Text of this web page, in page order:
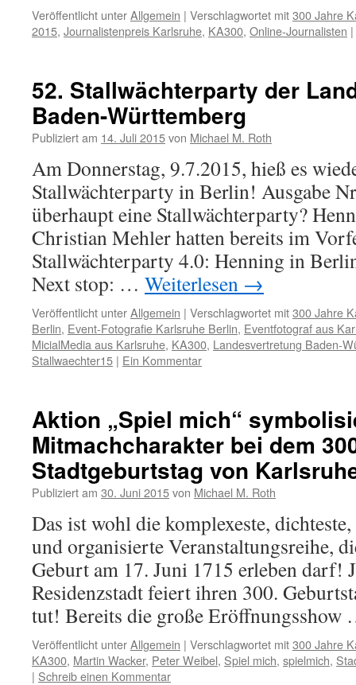
Veröffentlicht unterAllgemein | Verschlagwortet mit300 Jahre
2015, Journalistenpreis Karlsruhe, KA300, Online-Journalisten |
52. Stallwächterparty der
Baden-Württemberg
Publiziert am 14. Juli 2015von Michael M. Roth
Am Donnerstag, 9.7.2015, hieß es
Stallwächterparty in Berlin! Ausgabe
überhaupt eine Stallwächterparty?
Christian Mehler hatten bereits im
Stallwächterparty 4.0: Henning in
Next stop: … Weiterlesen →
Veröffentlicht unterAllgemein | Verschlagwortet mit300 Jahre
Berlin, Event-Fotografie Karlsruhe Berlin, Eventfotograf aus
MicialMedia aus Karlsruhe, KA300, Landesvertretung Baden-
Stallwaechter15 | Ein Kommentar
Aktion „Spiel mich“
Mitmachcharakter bei dem
Stadtgeburtstag von
Publiziert am 30. Juni 2015von Michael M. Roth
Das ist wohl die komplexeste,
und organisierte Veranstaltungsreihe,
Geburt am 17. Juni 1715 erleben darf!
Residenzstadt feiert ihren 300.
tut! Bereits die große
Veröffentlicht unterAllgemein | Verschlagwortet mit300 Jahre
KA300, Martin Wacker, Peter Weibel, Spiel mich, spielmich,
| Schreib einen Kommentar